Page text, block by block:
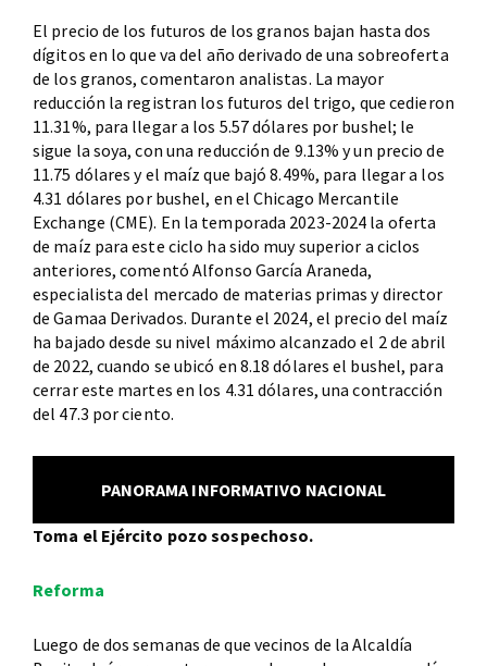
El precio de los futuros de los granos bajan hasta dos
dígitos en lo que va del año derivado de una sobreoferta
de los granos, comentaron analistas. La mayor
reducción la registran los futuros del trigo, que cedieron
11.31%, para llegar a los 5.57 dólares por bushel; le
sigue la soya, con una reducción de 9.13% y un precio de
11.75 dólares y el maíz que bajó 8.49%, para llegar a los
4.31 dólares por bushel, en el Chicago Mercantile
Exchange (CME). En la temporada 2023-2024 la oferta
de maíz para este ciclo ha sido muy superior a ciclos
anteriores, comentó Alfonso García Araneda,
especialista del mercado de materias primas y director
de Gamaa Derivados. Durante el 2024, el precio del maíz
ha bajado desde su nivel máximo alcanzado el 2 de abril
de 2022, cuando se ubicó en 8.18 dólares el bushel, para
cerrar este martes en los 4.31 dólares, una contracción
del 47.3 por ciento.
PANORAMA INFORMATIVO NACIONAL
Toma el Ejército pozo sospechoso.
Reforma
Luego de dos semanas de que vecinos de la Alcaldía